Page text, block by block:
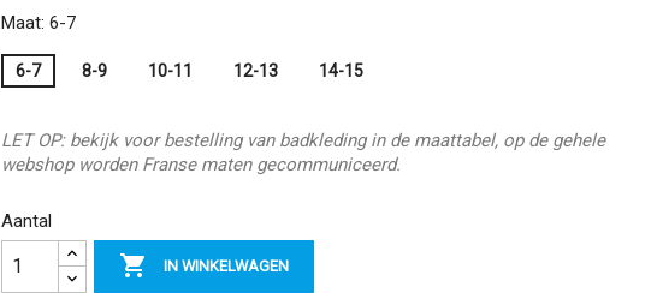
Maat: 6-7
6-7 8-9 10-11 12-13 14-15
LET OP: bekijk voor bestelling van badkleding in de maattabel, op de gehele
webshop worden Franse maten gecommuniceerd.
Aantal
 IN WINKELWAGEN